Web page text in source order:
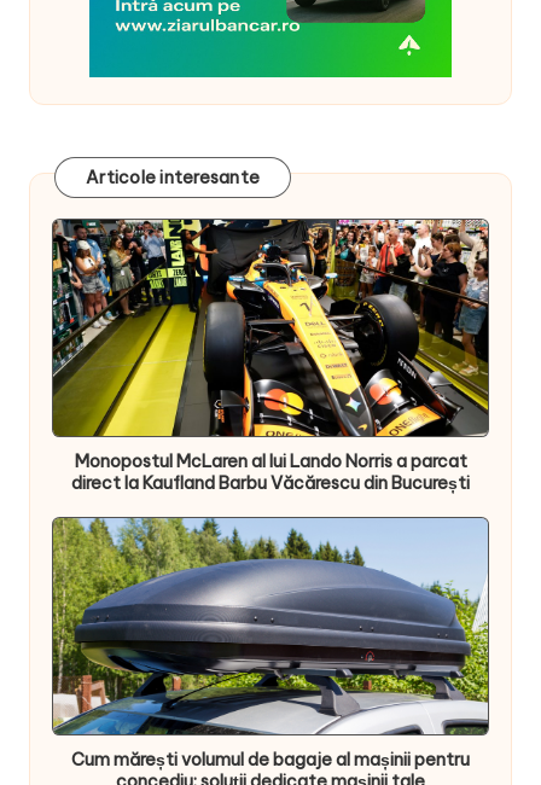
Articole interesante
Monopostul McLaren al lui Lando Norris a parcat
direct la Kaufland Barbu Văcărescu din București
Cum mărești volumul de bagaje al mașinii pentru